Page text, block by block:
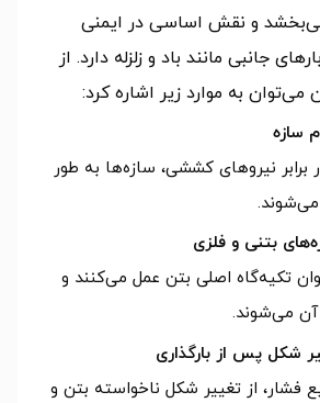
و نقش اساسی در ایمنی
جانبی مانند باد و زلزله دارد. از
می‌توان به موارد زیر اشاره کرد:
سازه
برابر نیروهای کششی، سازه‌ها به طور
بتنی و فلزی
تکیه‌گاه اصلی بتن عمل می‌کنند و
آن می‌شوند.
شکل پس از بارگذاری
فشار، از تغییر شکل ناخواسته بتن و